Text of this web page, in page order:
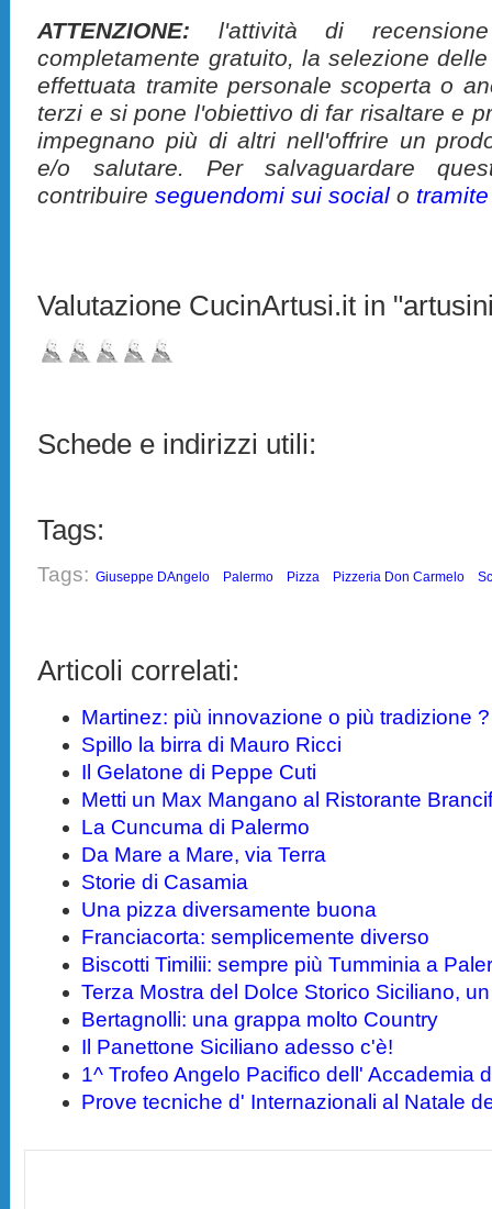
ATTENZIONE: l'attività di
completamente gratuito, la selezione
effettuata tramite personale scoperta o
terzi e si pone l'obiettivo di far risaltare e
impegnano più di altri nell'offrire un
e/o salutare. Per salvaguardare
contribuireseguendomi sui social o
Valutazione CucinArtusi.it in
Schede e indirizzi utili:
Tags:
Tags: Giuseppe DAngelo Palermo Pizza Pizzeria Don Carmelo
Articoli correlati:
Martinez: più innovazione o più tradizione ?
Spillo la birra di Mauro Ricci
Il Gelatone di Peppe Cuti
Metti un Max Mangano al Ristorante
La Cuncuma di Palermo
Da Mare a Mare, via Terra
Storie di Casamia
Una pizza diversamente buona
Franciacorta: semplicemente diverso
Biscotti Timilii: sempre più Tumminia a
Terza Mostra del Dolce Storico Siciliano,
Bertagnolli: una grappa molto Country
Il Panettone Siciliano adesso c'è!
1^ Trofeo Angelo Pacifico dell' Accademia
Prove tecniche d' Internazionali al Natale